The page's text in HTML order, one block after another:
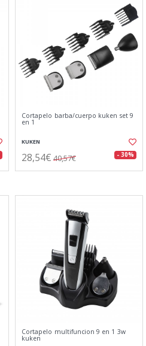
Cortapelo barba/cuerpo kuken set 9
en 1
KUKEN
28,54€ 40,57€ - 30%
Cortapelo multifuncion 9 en 1 3w
kuken